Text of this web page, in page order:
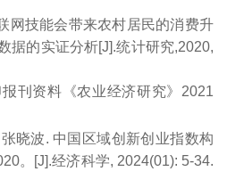
网技能会带来农村居民的消费升
的实证分析[J].统计研究,2020,
报刊资料《农业经济研究》2021
张晓波. 中国区域创新创业指数构
。[J].经济科学, 2024(01): 5-34.